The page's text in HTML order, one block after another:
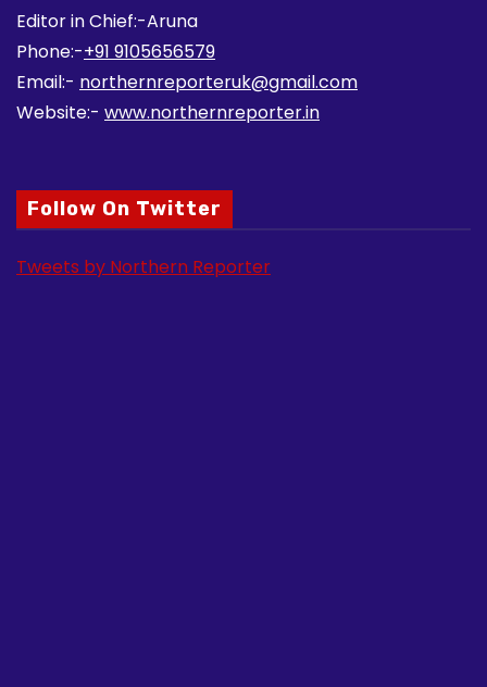
Editor in Chief:-Aruna
Phone:-+91 9105656579
Email:- northernreporteruk@gmail.com
Website:- www.northernreporter.in
Follow On Twitter
Tweets by Northern Reporter